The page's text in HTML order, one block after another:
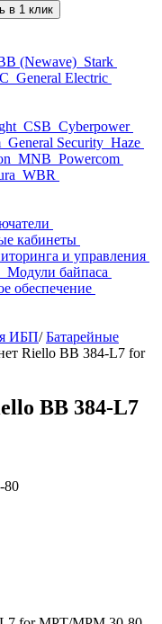
в 1 клик
(Newave) Stark
General Electric
CSB Cyberpower
General Security Haze
MNB Powercom
WBR
кабинеты
и управления
Модули байпаса
обеспечение
ИБП/ Батарейные
Riello BB 384-L7 for
BB 384-L7
80